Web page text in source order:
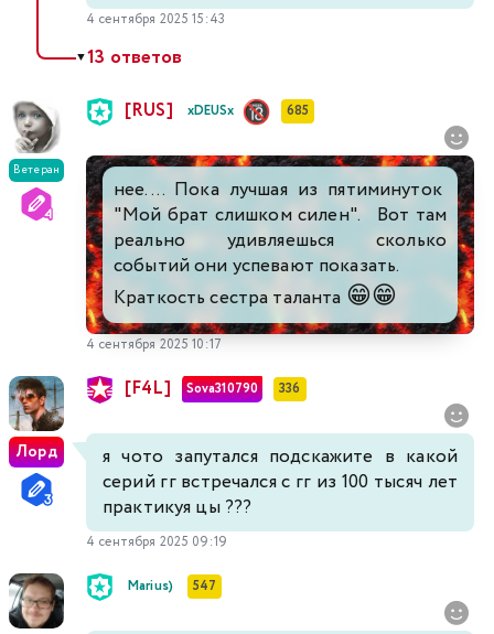
4 сентября 2025 15:43
▼13 ответов
Ветеран
[RUS] xDEUSx 685
нее.... Пока лучшая из пятиминуток
"Мой брат слишком силен". Вот там
реально удивляешься сколько
событий они успевают показать.
Краткость сестра таланта 😁😁
4 сентября 2025 10:17
Лорд
[F4L] Sova310790 336
я чото запутался подскажите в какой
серий гг встречался с гг из 100 тысяч лет
практикуя цы ???
4 сентября 2025 09:19
Marius) 547